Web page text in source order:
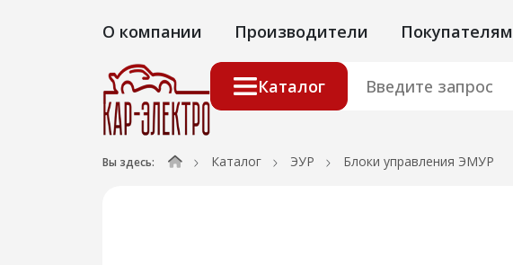
О компании Производители Покупателям
Каталог
Вы здесь: Каталог ЭУР Блоки управления ЭМУР